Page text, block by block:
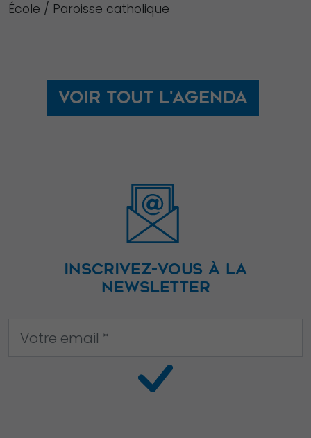
École / Paroisse catholique
Voir tout l'agenda
INSCRIVEZ-VOUS À LA
NEWSLETTER
Nécessaire
Ces cookies ne
sont pas
facultatifs. Ils